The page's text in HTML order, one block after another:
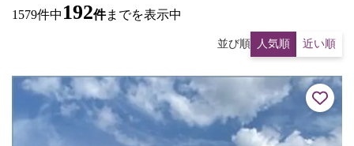
1579件中 192件までを表示中
並び順 人気順 近い順